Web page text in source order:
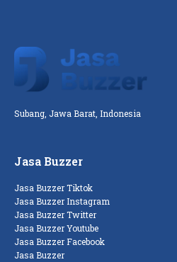
Subang, Jawa Barat, Indonesia
Jasa Buzzer
Jasa Buzzer Tiktok
Jasa Buzzer Instagram
Jasa Buzzer Twitter
Jasa Buzzer Youtube
Jasa Buzzer Facebook
Jasa Buzzer